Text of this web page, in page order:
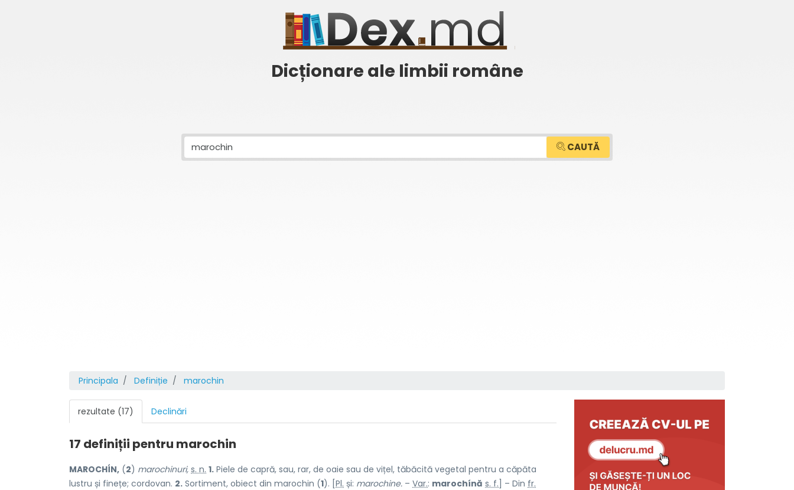
Dicționare ale limbii române
CAUTĂ
Principala Definiție marochin
rezultate (17) Declinări
17 definiții pentru marochin
MAROCHÍN, (2) marochinuri, s. n. 1. Piele de capră, sau, rar, de oaie sau de vițel, tăbăcită vegetal pentru a căpăta
lustru și finețe; cordovan. 2. Sortiment, obiect din marochin (1). [ Pl. și: marochine. – Var.: marochínă s. f. ] – Din fr.